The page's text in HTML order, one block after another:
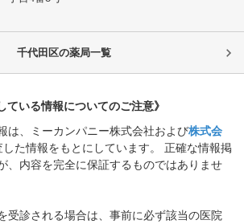
千代田区の薬局一覧
ている情報についてのご注意》
は、ミーカンパニー株式会社および株式会
した情報をもとにしています。 正確な情報掲
、内容を完全に保証するものではありませ
受診される場合は、事前に必ず該当の医院